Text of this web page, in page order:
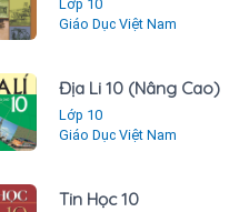
Lớp 10
Giáo Dục Việt Nam
Địa Li 10 (Nâng Cao)
Lớp 10
Giáo Dục Việt Nam
Tin Học 10